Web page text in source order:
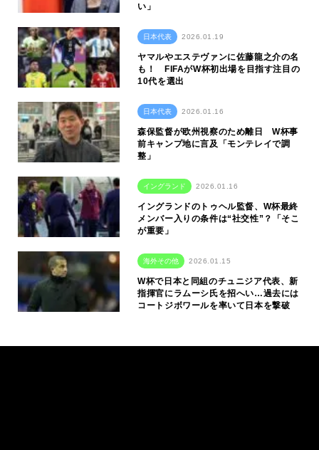
い」
日本代表 2026.01.19
ヤマルやエステヴァンに佐藤龍之介の名
も！ FIFAがW杯初出場を目指す注目の
10代を選出
日本代表 2026.01.16
森保監督が欧州視察のため離日 W杯事
前キャンプ地に言及「モンテレイで調
整」
イングランド 2026.01.16
イングランドのトゥヘル監督、W杯最終
メンバー入りの条件は“社交性”？「そこ
が重要」
海外その他 2026.01.15
W杯で日本と同組のチュニジア代表、新
指揮官にラムーシ氏を招へい…過去には
コートジボワールを率いて日本を撃破